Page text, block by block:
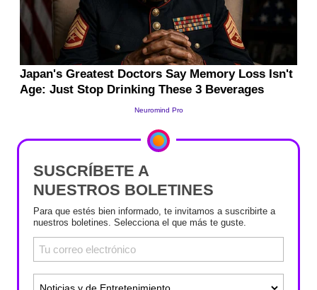
SUSCRÍBETE A
NUESTROS BOLETINES
Para que estés bien informado, te invitamos a suscribirte a
nuestros boletines. Selecciona el que más te guste.